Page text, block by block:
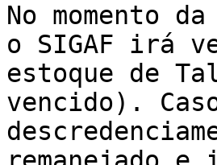
No momento
o SIGAF irá
estoque de
vencido).